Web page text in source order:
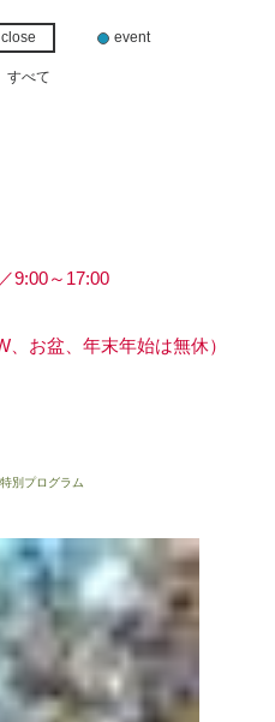
close event
すべて
9:00～17:00
、お盆、年末年始は無休）
特別プログラム